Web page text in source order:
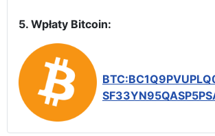
5. Wpłaty Bitcoin: